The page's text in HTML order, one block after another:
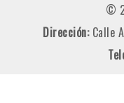
©
Dirección: Calle